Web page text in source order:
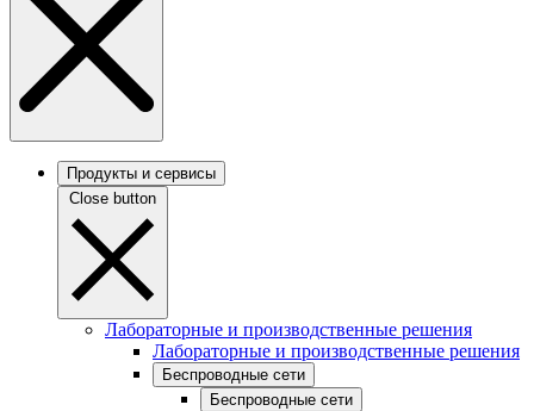
Продукты и сервисы
Close button
Лабораторные и производственные решения
Лабораторные и производственные решения
Беспроводные сети
Беспроводные сети